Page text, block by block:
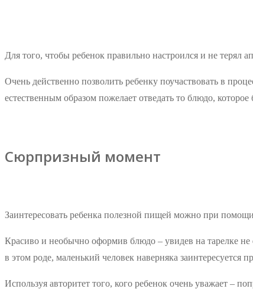
Для того, чтобы ребенок правильно настроился и не
Очень действенно позволить ребенку поучаствовать в
естественным образом пожелает отведать то блюдо,
Сюрпризный момент
Заинтересовать ребенка полезной пищей можно при
Красиво и необычно оформив блюдо – увидев на тарелке
в этом роде, маленький человек наверняка заинтересуется
Используя авторитет того, кого ребенок очень уважает –